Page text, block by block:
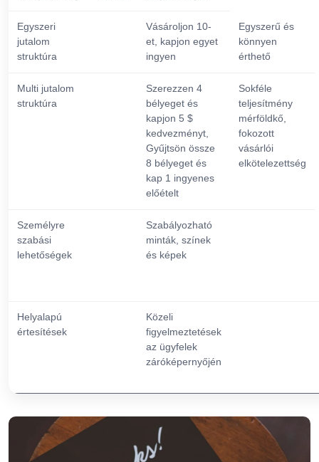
Egyszeri
jutalom
struktúra
Vásároljon 10-
et, kapjon egyet
ingyen
Egyszerű és
könnyen
érthető
Multi jutalom
struktúra
Szerezzen 4
bélyeget és
kapjon 5 $
kedvezményt,
Gyűjtsön össze
8 bélyeget és
kap 1 ingyenes
előételt
Sokféle
teljesítmény
mérföldkő,
fokozott
vásárlói
elkötelezettség
Személyre
szabási
lehetőségek
Szabályozható
minták, színek
és képek
Helyalapú
értesítések
Közeli
figyelmeztetések
az ügyfelek
záróképernyőjén